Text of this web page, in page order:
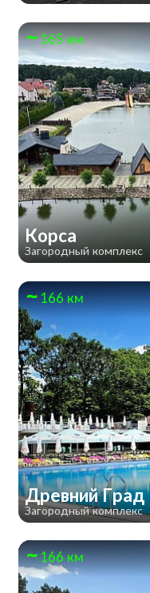
165 км
Корса
Загородный комплекс
166 км
Древний Град
Загородный комплекс
166 км